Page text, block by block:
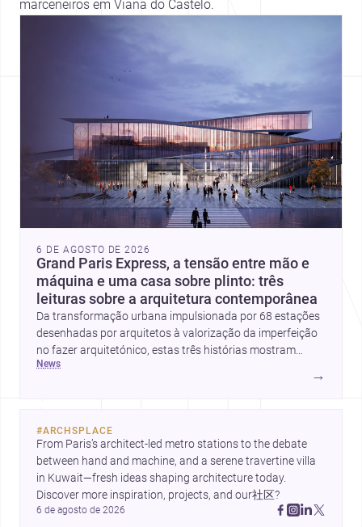
marceneiros em Viana do Castelo.
6 DE AGOSTO DE 2026
Grand Paris Express, a tensão entre mão e
máquina e uma casa sobre plinto: três
leituras sobre a arquitetura contemporânea
Da transformação urbana impulsionada por 68 estações
desenhadas por arquitetos à valorização da imperfeição
no fazer arquitetónico, estas três histórias mostram
como a disciplina continua a reinventar cidades, materiais
contemporânea.
news
→
#ARCHSPLACE
From Paris’s architect-led metro stations to the debate
between hand and machine, and a serene travertine villa
in Kuwait—fresh ideas shaping architecture today.
Discover more inspiration, projects, and our社区?
6 de agosto de 2026